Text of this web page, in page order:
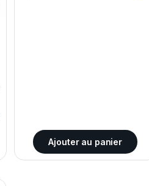
Ajouter au panier